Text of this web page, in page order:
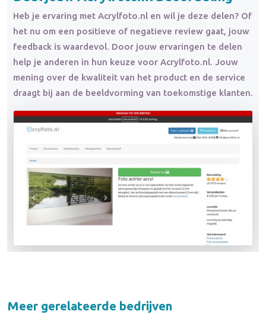
Heb je ervaring met Acrylfoto.nl en wil je deze delen? Of
het nu om een positieve of negatieve review gaat, jouw
feedback is waardevol. Door jouw ervaringen te delen
help je anderen in hun keuze voor Acrylfoto.nl. Jouw
mening over de kwaliteit van het product en de service
draagt bij aan de beeldvorming van toekomstige klanten.
Meer gerelateerde bedrijven